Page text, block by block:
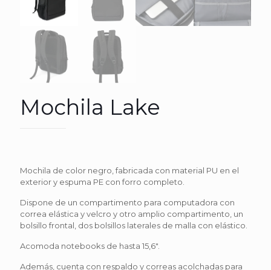
Mochila Lake
Mochila de color negro, fabricada con material PU en el
exterior y espuma PE con forro completo.
Dispone de un compartimento para computadora con
correa elástica y velcro y otro amplio compartimento, un
bolsillo frontal, dos bolsillos laterales de malla con elástico.
Acomoda notebooks de hasta 15,6″.
Además, cuenta con respaldo y correas acolchadas para